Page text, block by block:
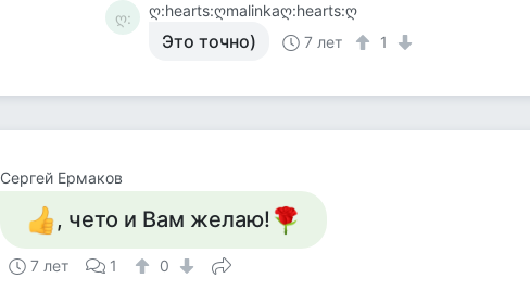
ღ: ღ:hearts:ღmalinkaღ:hearts:ღ
Это точно) 7 лет 1
Сергей Ермаков
, чето и Вам желаю!
7 лет 1 0